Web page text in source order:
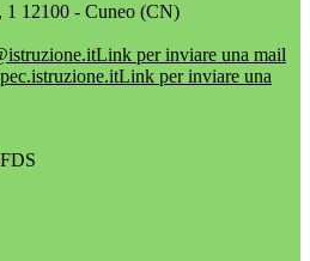
1 12100 - Cuneo (CN)
Link per inviare una mail
Link per inviare una